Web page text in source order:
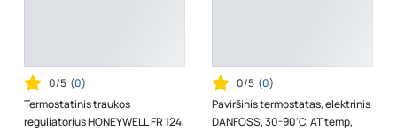
0/5 (0)
Termostatinis traukos
reguliatorius HONEYWELL FR 124,
0/5 (0)
Paviršinis termostatas, elektrinis
DANFOSS, 30-90'C, AT temp,